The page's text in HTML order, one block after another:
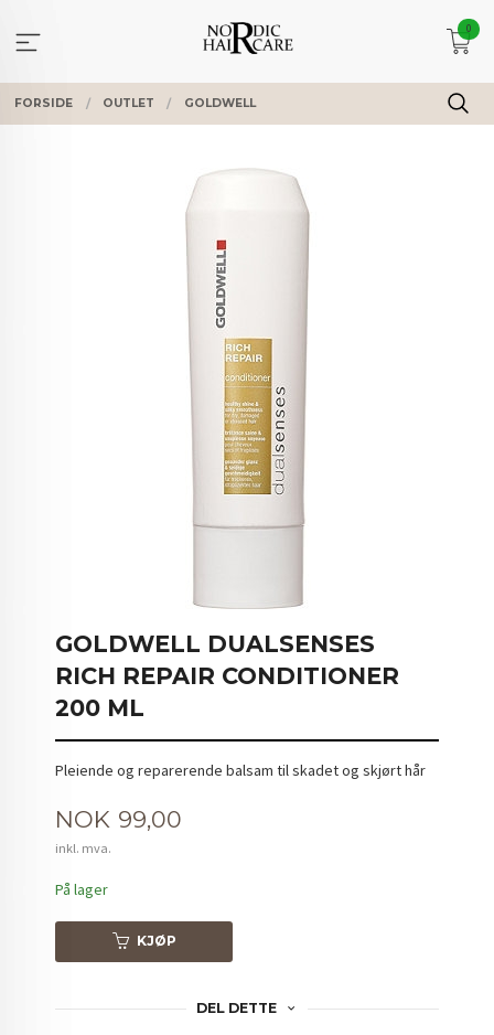
innholdet
0
FORSIDE OUTLET GOLDWELL
GOLDWELL DUALSENSES
RICH REPAIR CONDITIONER
200 ML
Pleiende og reparerende balsam til skadet og skjørt hår
Pris
NOK 99,00
inkl. mva.
På lager
KJØP
DEL DETTE